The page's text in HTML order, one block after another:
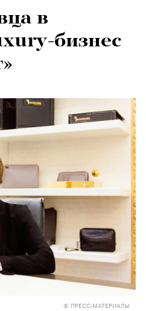
в
бизнес
© ПРЕСС-МАТЕРИАЛЫ